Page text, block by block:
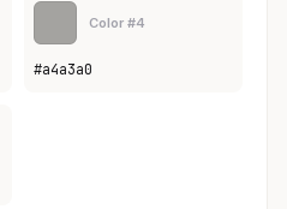
Color #4
#a4a3a0